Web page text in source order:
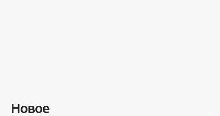
Новое